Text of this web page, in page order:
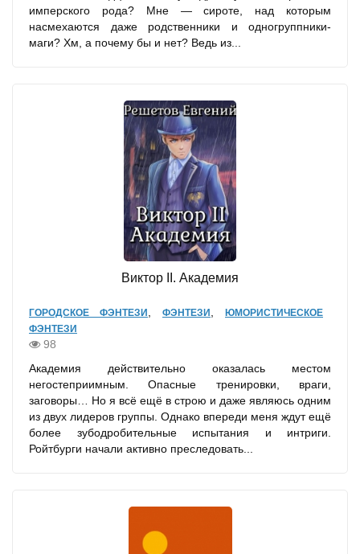
имперского рода? Мне — сироте, над которым
насмехаются даже родственники и одногруппники-
маги? Хм, а почему бы и нет? Ведь из...
Виктор II. Академия
ГОРОДСКОЕ ФЭНТЕЗИ ФЭНТЕЗИ
ЮМОРИСТИЧЕСКОЕ
ФЭНТЕЗИ
98
Академия действительно оказалась местом
негостеприимным. Опасные тренировки, враги,
заговоры… Но я всё ещё в строю и даже являюсь одним
из двух лидеров группы. Однако впереди меня ждут ещё
более зубодробительные испытания и интриги.
Ройтбурги начали активно преследовать...